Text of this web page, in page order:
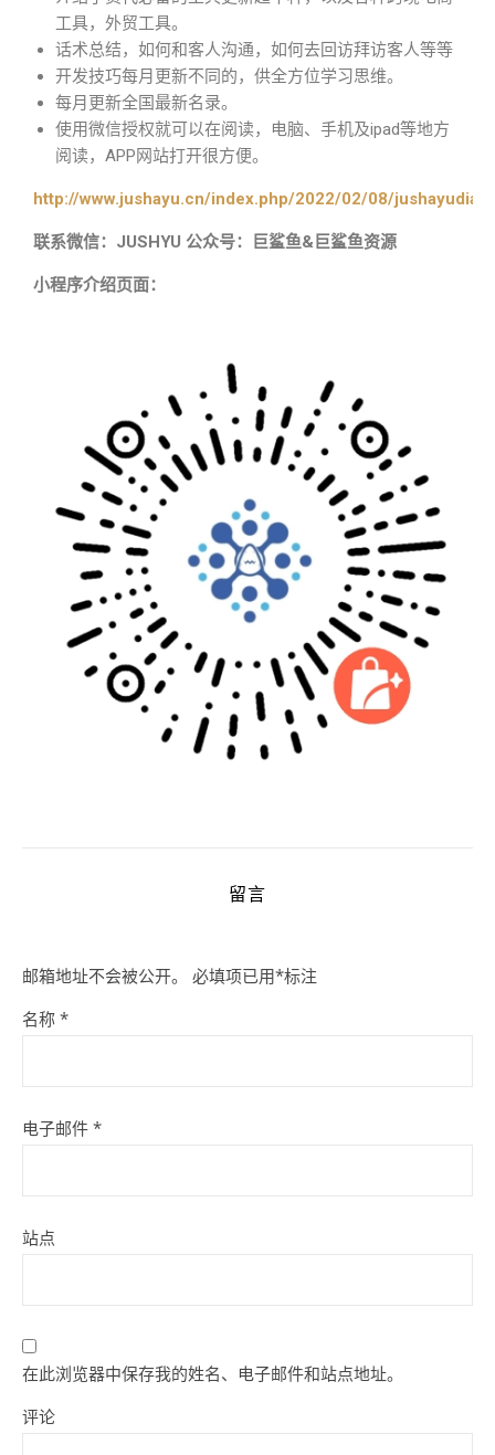
工具，外贸工具。
话术总结，如何和客人沟通，如何去回访拜访客人等等
开发技巧每月更新不同的，供全方位学习思维。
每月更新全国最新名录。
使用微信授权就可以在阅读，电脑、手机及ipad等地方
阅读，APP网站打开很方便。
http://www.jushayu.cn/index.php/2022/02/08/
联系微信：JUSHYU 公众号：巨鲨鱼&巨鲨鱼资源
小程序介绍页面：
留言
邮箱地址不会被公开。 必填项已用*标注
名称 *
电子邮件 *
站点
在此浏览器中保存我的姓名、电子邮件和站点地址。
评论